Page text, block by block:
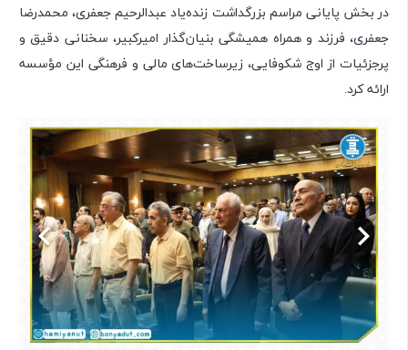
در بخش پایانی مراسم بزرگداشت زنده‌یاد عبدالرحیم جعفری، محمدرضا
جعفری، فرزند و همراه همیشگی بنیان‌گذار امیرکبیر، سخنانی دقیق و
پرجزئیات از اوج شکوفایی، زیرساخت‌های مالی و فرهنگی این مؤسسه
ارائه کرد.